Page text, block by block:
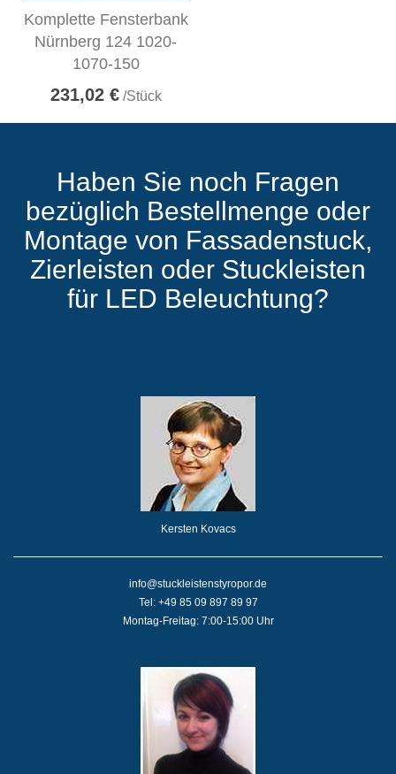
Komplette Fensterbank
Nürnberg 124 1020-
1070-150
231,02 €/Stück
Haben Sie noch Fragen
bezüglich Bestellmenge oder
Montage von Fassadenstuck,
Zierleisten oder Stuckleisten
für LED Beleuchtung?
Kersten Kovacs
info@stuckleistenstyropor.de
Tel: +49 85 09 897 89 97
Montag-Freitag: 7:00-15:00 Uhr